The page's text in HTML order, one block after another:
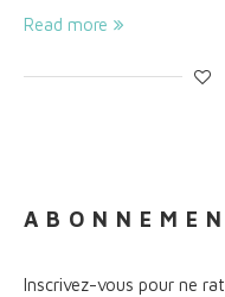
Read more
A B O N N E M E
Inscrivez-vous pour ne